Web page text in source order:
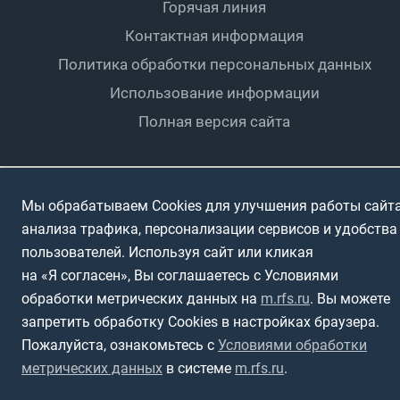
Футбольное двоеборье
Спортшколы
Дети
Ветераны
Спортсмены с ОВЗ
Горячая линия
Контактная информация
Политика обработки персональных данных
Использование информации
Полная версия сайта
Мы обрабатываем Cookies для улучшения работы
анализа трафика, персонализации сервисов и удобства
пользователей. Используя сайт или кликая
на «Я согласен», Вы соглашаетесь с Условиями
обработки метрических данных на m.rfs.ru. Вы можете
запретить обработку Cookies в настройках браузера.
Пожалуйста, ознакомьтесь с Условиями обработки
метрических данных в системе m.rfs.ru.